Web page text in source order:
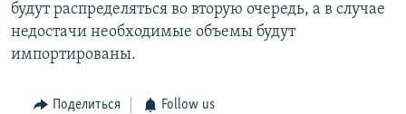
будут распределяться во вторую очередь, а в случае
недостачи необходимые объемы будут
импортированы.
Поделиться Follow us